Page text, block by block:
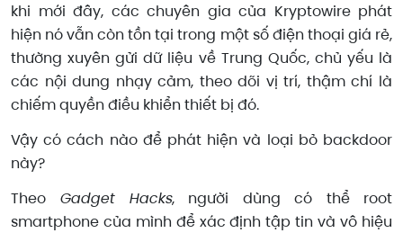
khi mới đây, các chuyên gia của Kryptowire phát
hiện nó vẫn còn tồn tại trong một số điện thoại giá rẻ,
thường xuyên gửi dữ liệu về Trung Quốc, chủ yếu là
các nội dung nhạy cảm, theo dõi vị trí, thậm chí là
chiếm quyền điều khiển thiết bị đó.
Vậy có cách nào để phát hiện và loại bỏ backdoor
này?
Theo Gadget Hacks, người dùng có thể root
smartphone của mình để xác định tập tin và vô hiệu